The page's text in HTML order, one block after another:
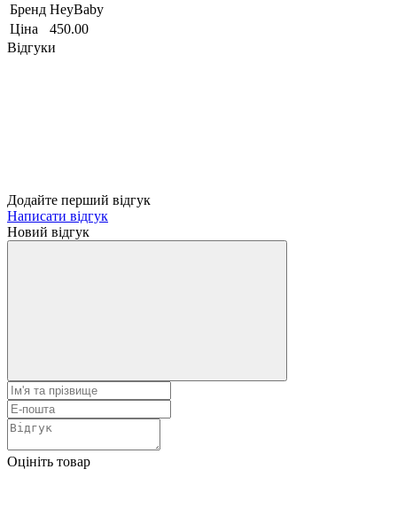
Бренд HeyBaby
Ціна
450.00
Відгуки
Додайте перший відгук
Написати відгук
Новий відгук
Оцініть товар